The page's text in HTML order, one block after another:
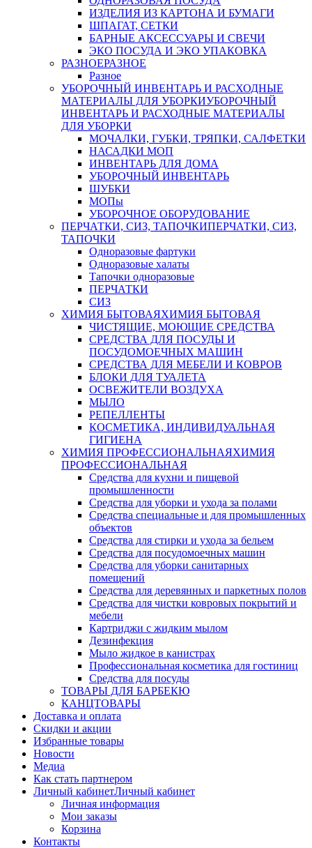
ИЗДЕЛИЯ ИЗ КАРТОНА И БУМАГИ
ШПАГАТ, СЕТКИ
БАРНЫЕ АКСЕССУАРЫ И СВЕЧИ
ЭКО ПОСУДА И ЭКО УПАКОВКА
РАЗНОЕРАЗНОЕ
Разное
УБОРОЧНЫЙ ИНВЕНТАРЬ И РАСХОДНЫЕ
МАТЕРИАЛЫ ДЛЯ УБОРКИУБОРОЧНЫЙ
ИНВЕНТАРЬ И РАСХОДНЫЕ МАТЕРИАЛЫ
ДЛЯ УБОРКИ
МОЧАЛКИ, ГУБКИ, ТРЯПКИ, САЛФЕТКИ
НАСАДКИ МОП
ИНВЕНТАРЬ ДЛЯ ДОМА
УБОРОЧНЫЙ ИНВЕНТАРЬ
ШУБКИ
МОПы
УБОРОЧНОЕ ОБОРУДОВАНИЕ
ПЕРЧАТКИ, СИЗ, ТАПОЧКИПЕРЧАТКИ, СИЗ,
ТАПОЧКИ
Одноразовые фартуки
Одноразовые халаты
Тапочки одноразовые
ПЕРЧАТКИ
СИЗ
ХИМИЯ БЫТОВАЯХИМИЯ БЫТОВАЯ
ЧИСТЯЩИЕ, МОЮЩИЕ СРЕДСТВА
СРЕДСТВА ДЛЯ ПОСУДЫ И
ПОСУДОМОЕЧНЫХ МАШИН
СРЕДСТВА ДЛЯ МЕБЕЛИ И КОВРОВ
БЛОКИ ДЛЯ ТУАЛЕТА
ОСВЕЖИТЕЛИ ВОЗДУХА
МЫЛО
РЕПЕЛЛЕНТЫ
КОСМЕТИКА, ИНДИВИДУАЛЬНАЯ
ГИГИЕНА
ХИМИЯ ПРОФЕССИОНАЛЬНАЯХИМИЯ
ПРОФЕССИОНАЛЬНАЯ
Средства для кухни и пищевой
промышленности
Средства для уборки и ухода за полами
Средства специальные и для промышленных
объектов
Средства для стирки и ухода за бельем
Средства для посудомоечных машин
Средства для уборки санитарных
помещений
Средства для деревянных и паркетных полов
Средства для чистки ковровых покрытий и
мебели
Картриджи с жидким мылом
Дезинфекция
Мыло жидкое в канистрах
Профессиональная косметика для гостиниц
Средства для посуды
ТОВАРЫ ДЛЯ БАРБЕКЮ
КАНЦТОВАРЫ
Доставка и оплата
Скидки и акции
Избранные товары
Новости
Медиа
Как стать партнером
Личный кабинетЛичный кабинет
Личная информация
Мои заказы
Корзина
Контакты